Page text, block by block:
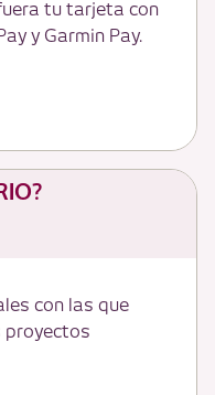
tu tarjeta con
y Garmin Pay.
con las que
proyectos